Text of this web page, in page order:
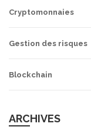
Cryptomonnaies
Gestion des risques
Blockchain
ARCHIVES